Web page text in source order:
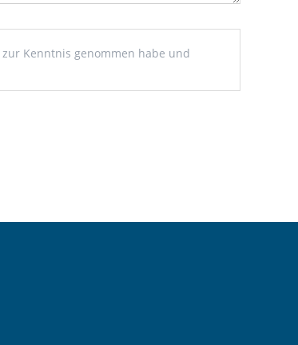
zur Kenntnis genommen habe und